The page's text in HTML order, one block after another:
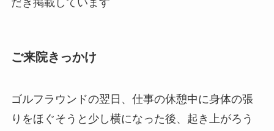
だき掲載しています
ご来院きっかけ
ゴルフラウンドの翌日、仕事の休憩中に身体の張
りをほぐそうと少し横になった後、起き上がろう